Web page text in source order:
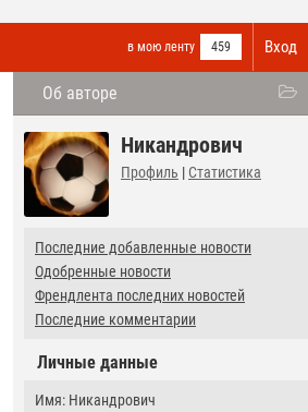
Вход
в мою ленту 459
Об авторе
Никандрович
Профиль | Статистика
Последние добавленные новости
Одобренные новости
Френдлента последних новостей
Последние комментарии
Личные данные
Имя: Никандрович